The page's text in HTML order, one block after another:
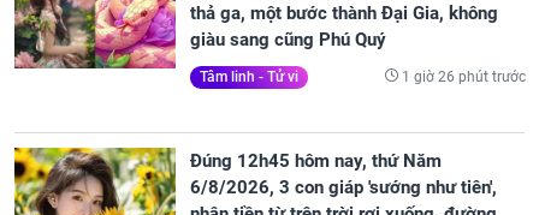
thả ga, một bước thành Đại Gia, không
giàu sang cũng Phú Quý
Tâm linh - Tử vi 1 giờ 26 phút trước
Đúng 12h45 hôm nay, thứ Năm
6/8/2026, 3 con giáp 'sướng như tiên',